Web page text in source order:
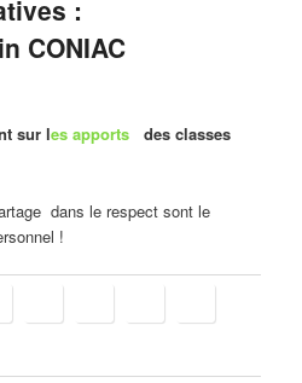
:
CONIAC
sur les apports des classes
dans le respect sont le
!